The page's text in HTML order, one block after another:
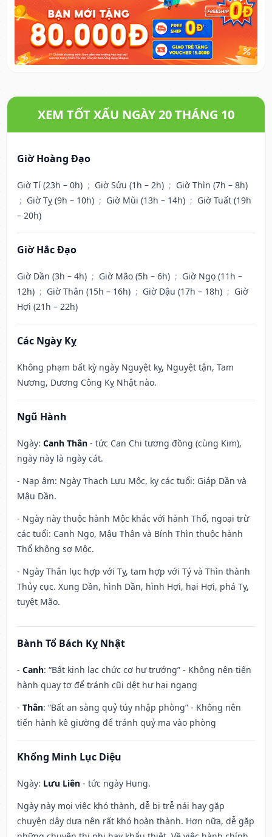
XEM TỐT XẤU NGÀY 20 THÁNG 10
Giờ Hoàng Đạo
Giờ Tí (23h – 0h) ; Giờ Sửu (1h – 2h) ; Giờ Thìn (7h – 8h)
; Giờ Tỵ (9h – 10h) ; Giờ Mùi (13h – 14h) ; Giờ Tuất (19h
– 20h)
Giờ Hắc Đạo
Giờ Dần (3h – 4h) ; Giờ Mão (5h – 6h) ; Giờ Ngọ (11h –
12h) ; Giờ Thân (15h – 16h) ; Giờ Dậu (17h – 18h) ; Giờ
Hợi (21h – 22h)
Các Ngày Kỵ
Không phạm bất kỳ ngày Nguyệt kỵ, Nguyệt tận, Tam
Nương, Dương Công Kỵ Nhật nào.
Ngũ Hành
Ngày: Canh Thân - tức Can Chi tương đồng (cùng Kim),
ngày này là ngày cát.
- Nạp âm: Ngày Thạch Lựu Mộc, kỵ các tuổi: Giáp Dần và
Mậu Dần.
- Ngày này thuộc hành Mộc khắc với hành Thổ, ngoại trừ
các tuổi: Canh Ngọ, Mậu Thân và Bính Thìn thuộc hành
Thổ không sợ Mộc.
- Ngày Thân lục hợp với Tỵ, tam hợp với Tý và Thìn thành
Thủy cục. Xung Dần, hình Dần, hình Hợi, hại Hợi, phá Tỵ,
tuyệt Mão.
Bành Tổ Bách Kỵ Nhật
- Canh: “Bất kinh lạc chức cơ hư trướng” - Không nên tiến
hành quay tơ để tránh cũi dệt hư hại ngang
- Thân: “Bất an sàng quỷ túy nhập phòng” - Không nên
tiến hành kê giường để tránh quỷ ma vào phòng
Khổng Minh Lục Diệu
Ngày: Lưu Liên - tức ngày Hung.
Ngày này mọi việc khó thành, dễ bị trễ nải hay gặp
chuyện dây dưa nên rất khó hoàn thành. Hơn nữa, dễ gặp